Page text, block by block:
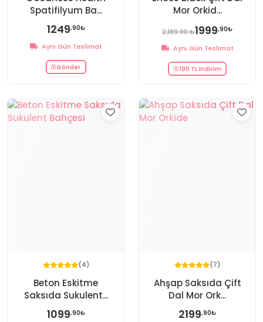
Spatifilyum Ba...
1249,90₺
Aynı Gün Teslimat
Gönder
Mor Orkid...
2,189.90 ₺1999,90₺
Aynı Gün Teslimat
190 TL İndirim
(4)
Beton Eskitme
Saksıda Sukulent...
1099,90₺
(7)
Ahşap Saksıda Çift
Dal Mor Ork...
2199,90₺